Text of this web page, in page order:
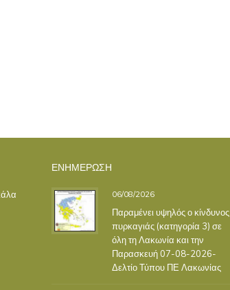
ΕΝΗΜΕΡΩΣΗ
06/08/2026
Παραμένει υψηλός ο κίνδυνος
πυρκαγιάς (κατηγορία 3) σε
όλη τη Λακωνία και την
Παρασκευή 07-08-2026-
Δελτίο Τύπου ΠΕ Λακωνίας